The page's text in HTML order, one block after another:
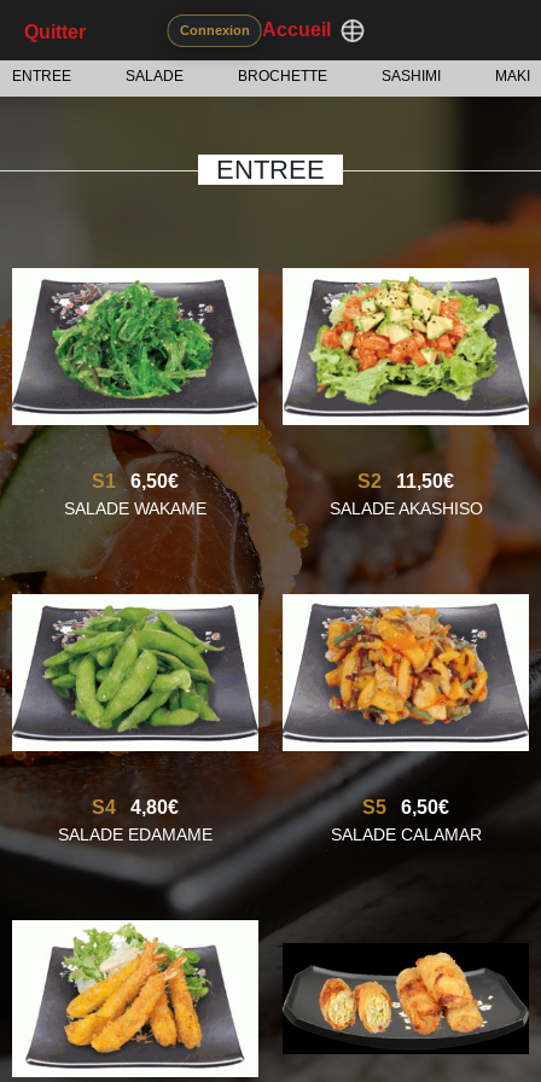
Connexion Accueil
Quitter
ENTREE SALADE BROCHETTE SASHIMI MAKI
ENTREE
S1 6,50€
SALADE WAKAME
S2 11,50€
SALADE AKASHISO
S4 4,80€
SALADE EDAMAME
S5 6,50€
SALADE CALAMAR